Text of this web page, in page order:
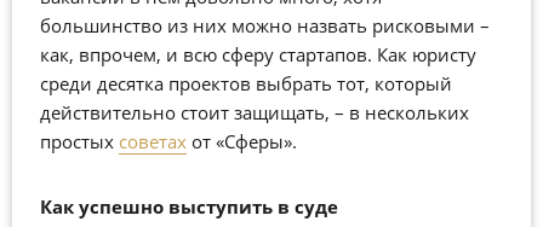
большинство из них можно назвать рисковыми –
как, впрочем, и всю сферу стартапов. Как юристу
среди десятка проектов выбрать тот, который
действительно стоит защищать, – в нескольких
простых советах от «Сферы».
Как успешно выступить в суде